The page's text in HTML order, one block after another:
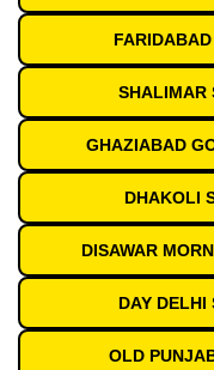
SHALIMAR
GHAZIABAD
DHAKOLI
DISAWAR
DAY DELHI
OLD